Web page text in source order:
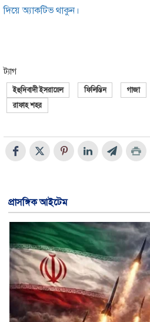
দিয়ে অ্যাকটিভ থাকুন।
ট্যাগ
ইহুদিবাদী ইসরায়েল ফিলিস্তিন গাজা
রাফাহ শহর
প্রাসঙ্গিক আইটেম